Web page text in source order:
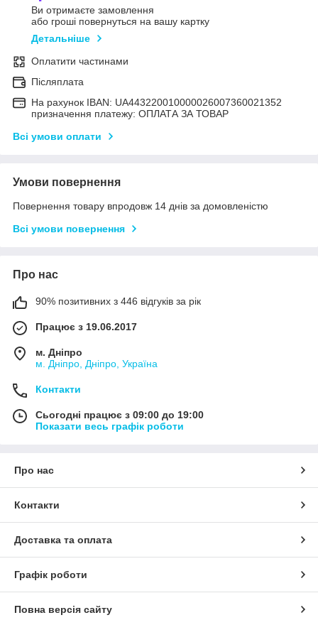
Ви отримаєте замовлення
або гроші повернуться на вашу картку
Детальніше
Оплатити частинами
Післяплата
На рахунок IBAN: UA443220010000026007360021352
призначення платежу: ОПЛАТА ЗА ТОВАР
Всі умови оплати
Умови повернення
Повернення товару впродовж 14 днів за домовленістю
Всі умови повернення
Про нас
90% позитивних з 446 відгуків за рік
Працює з 19.06.2017
м. Дніпро
м. Дніпро, Дніпро, Україна
Контакти
Сьогодні працює з 09:00 до 19:00
Показати весь графік роботи
Про нас
Контакти
Доставка та оплата
Графік роботи
Повна версія сайту